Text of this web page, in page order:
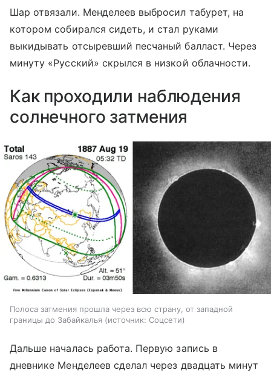
Шар отвязали. Менделеев выбросил табурет, на
котором собирался сидеть, и стал руками
выкидывать отсыревший песчаный балласт. Через
минуту «Русский» скрылся в низкой облачности.
Как проходили наблюдения
солнечного затмения
Полоса затмения прошла через всю страну, от западной
границы до Забайкалья
источник: Соцсети
Дальше началась работа. Первую запись в
дневнике Менделеев сделал через двадцать минут